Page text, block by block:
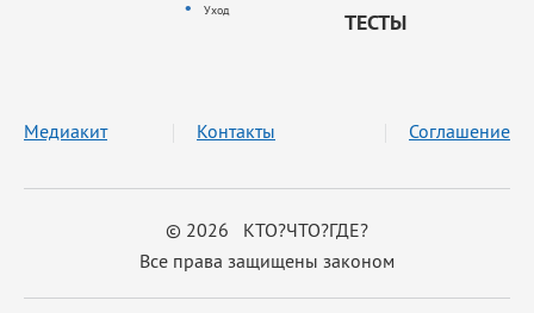
Уход
ТЕСТЫ
© 2026 КТО?ЧТО?ГДЕ?
Все права защищены законом
Медиакит Контакты Соглашение